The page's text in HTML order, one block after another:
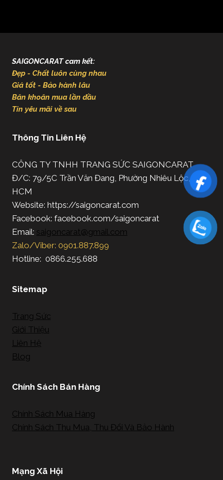
SAIGONCARAT cam kết:
Đẹp - Chất luôn cùng nhau
Giá tốt - Bảo hành lâu
Băn khoăn mua lần đầu
Tin yêu mãi về sau
Thông Tin Liên Hệ
CÔNG TY TNHH TRANG SỨC SAIGONCARAT
Đ/C: 79/5C Trần Văn Đang, Phường Nhiêu Lộc, TP.
HCM
Website: https://saigoncarat.com
Facebook: facebook.com/saigoncarat
Email: saigoncarat@gmail.com
Zalo/Viber: 0901.887.899
Hotline: 0866.255.688
Sitemap
Trang Sức
Giới Thiệu
Liên Hệ
Blog
Chính Sách Bán Hàng
Chính Sách Mua Hàng
Chính Sách Thu Mua, Thu Đổi Và Bảo Hành
Mạng Xã Hội